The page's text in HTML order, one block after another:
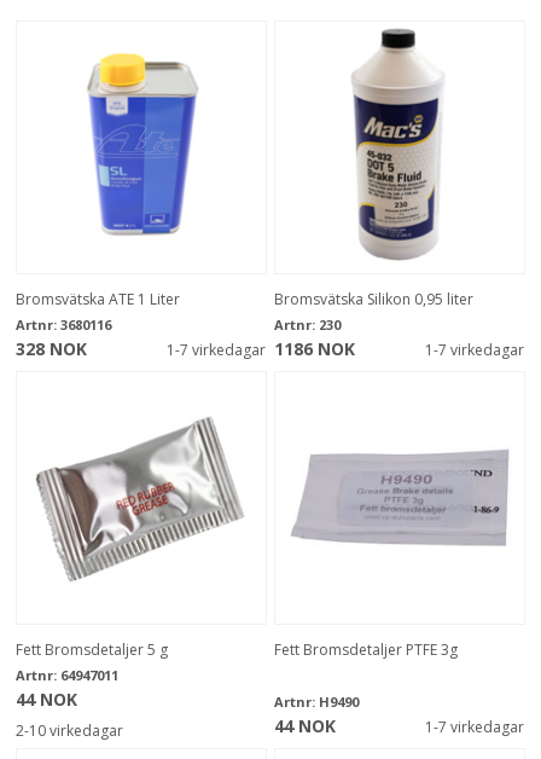
Bromsvätska ATE 1 Liter
Artnr: 3680116
328 NOK 1-7 virkedagar
Bromsvätska Silikon 0,95 liter
Artnr: 230
1186 NOK 1-7 virkedagar
Fett Bromsdetaljer 5 g
Artnr: 64947011
44 NOK
2-10 virkedagar
Fett Bromsdetaljer PTFE 3g
Artnr: H9490
44 NOK 1-7 virkedagar